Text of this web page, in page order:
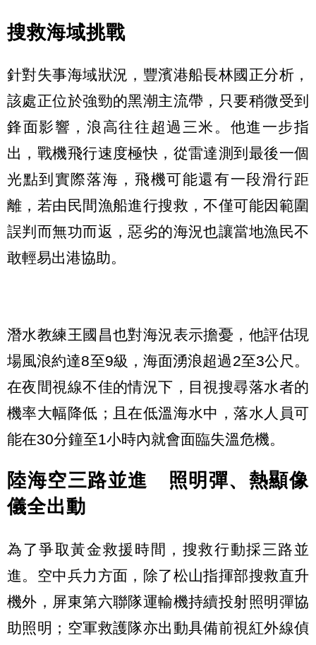
搜救海域挑戰
針對失事海域狀況，豐濱港船長林國正分析，
該處正位於強勁的黑潮主流帶，只要稍微受到
鋒面影響，浪高往往超過三米。他進一步指
出，戰機飛行速度極快，從雷達測到最後一個
光點到實際落海，飛機可能還有一段滑行距
離，若由民間漁船進行搜救，不僅可能因範圍
誤判而無功而返，惡劣的海況也讓當地漁民不
敢輕易出港協助。
潛水教練王國昌也對海況表示擔憂，他評估現
場風浪約達8至9級，海面湧浪超過2至3公尺。
在夜間視線不佳的情況下，目視搜尋落水者的
機率大幅降低；且在低溫海水中，落水人員可
能在30分鐘至1小時內就會面臨失溫危機。
陸海空三路並進 照明彈、熱顯像
儀全出動
為了爭取黃金救援時間，搜救行動採三路並
進。空中兵力方面，除了松山指揮部搜救直升
機外，屏東第六聯隊運輸機持續投射照明彈協
助照明；空軍救護隊亦出動具備前視紅外線偵